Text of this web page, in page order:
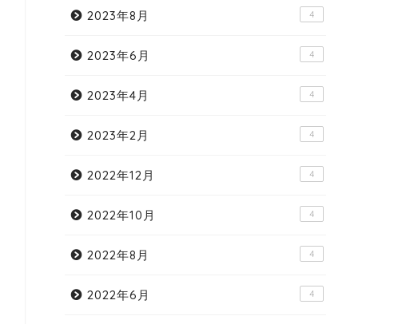
2023年8月 4
2023年6月 4
2023年4月 4
2023年2月 4
2022年12月 4
2022年10月 4
2022年8月 4
2022年6月 4